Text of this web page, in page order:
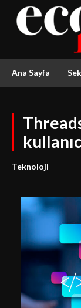
Ana Sayfa
Teknoloji